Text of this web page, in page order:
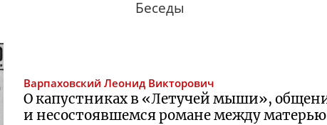
Беседы
Варпаховский Леонид Викторович
О капустниках в «Летучей мыши»,
и несостоявшемся романе между